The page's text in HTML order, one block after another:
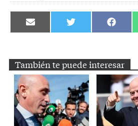
Compartir
en
Compartir
en
Compartir
en
También te puede interesar